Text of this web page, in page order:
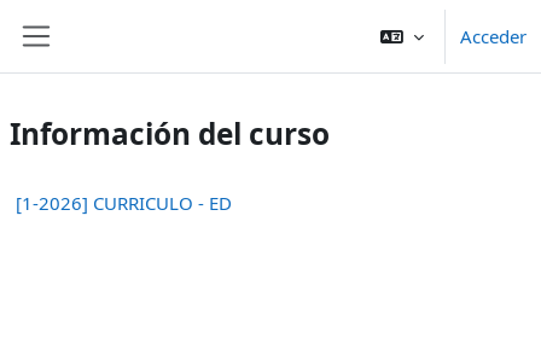
Acceder
Información del curso
[1-2026] CURRICULO - ED